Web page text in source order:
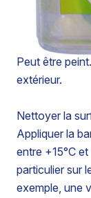
Résiste aux
des
Adhérence
Peut être
extérieur.
Nettoyer la
Appliquer la
entre +15°C
particulier sur
exemple, une